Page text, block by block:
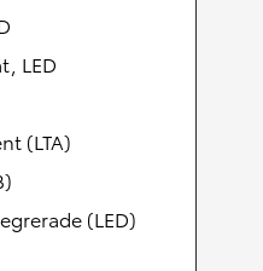
LED
(LTA)
(LED)